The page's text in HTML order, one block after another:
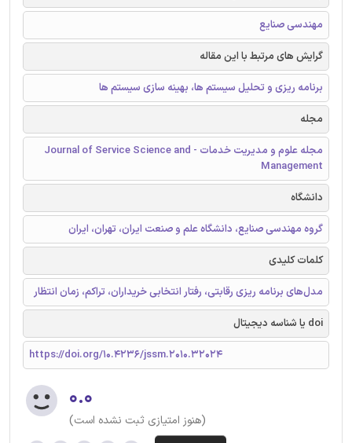
مهندسی صنایع
گرایش های مرتبط با این مقاله
برنامه ریزی و تحلیل سیستم ها، بهینه سازی سیستم ها
مجله
مجله علوم و مدیریت خدمات - Journal of Service Science and
Management
دانشگاه
گروه مهندسی صنایع، دانشگاه علم و صنعت ایران، تهران، ایران
کلمات کلیدی
مدل‌های برنامه ریزی رقابتی، رفتار انتخابی خریداران، تراکم، زمان انتظار
doi یا شناسه دیجیتال
https://doi.org/10.4236/jssm.2010.32024
۰.۰
(هنوز امتیازی ثبت نشده است)